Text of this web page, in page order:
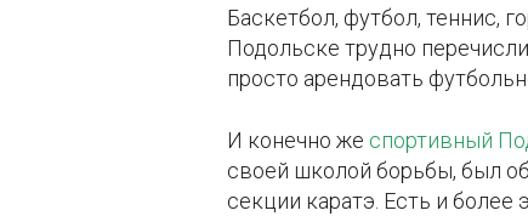
Баскетбол, футбол, теннис,
Подольске трудно
просто арендовать
И конечно же спортивный
своей школой борьбы, был
секции каратэ. Есть и более